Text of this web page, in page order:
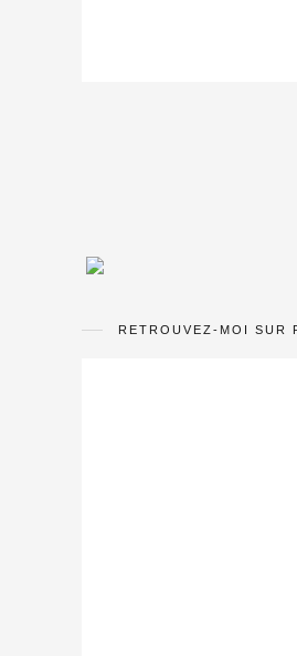
RETROUVEZ-MOI SUR